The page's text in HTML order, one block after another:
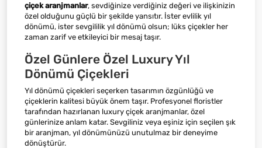
çiçek aranjmanlar, sevdiğinize verdiğiniz değeri ve ilişkinizin
özel olduğunu güçlü bir şekilde yansıtır. İster evlilik yıl
dönümü, ister sevgililik yıl dönümü olsun; lüks çiçekler her
zaman zarif ve etkileyici bir mesaj taşır.
Özel Günlere Özel Luxury Yıl
Dönümü Çiçekleri
Yıl dönümü çiçekleri seçerken tasarımın özgünlüğü ve
çiçeklerin kalitesi büyük önem taşır. Profesyonel floristler
tarafından hazırlanan luxury çiçek aranjmanlar, özel
günlerinize anlam katar. Sevgiliniz veya eşiniz için seçilen şık
bir aranjman, yıl dönümünüzü unutulmaz bir deneyime
dönüştürür.